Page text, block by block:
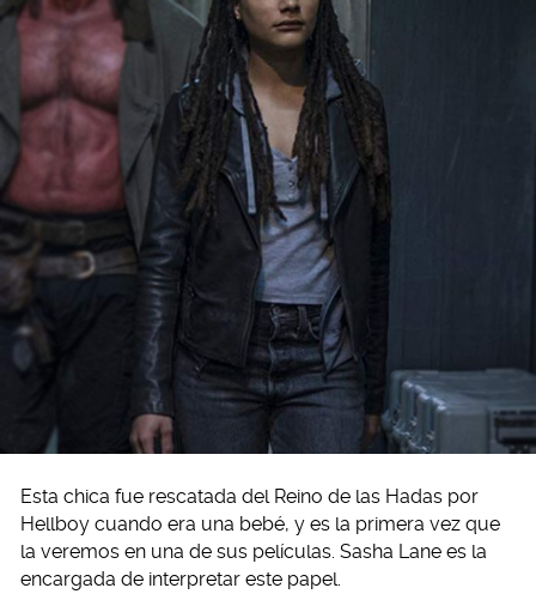
Esta chica fue rescatada del Reino de las Hadas por
Hellboy cuando era una bebé, y es la primera vez que
la veremos en una de sus películas. Sasha Lane es la
encargada de interpretar este papel.